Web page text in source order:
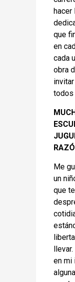
hacer
que
en
cada
obra
todos
Me
un
que
en mi